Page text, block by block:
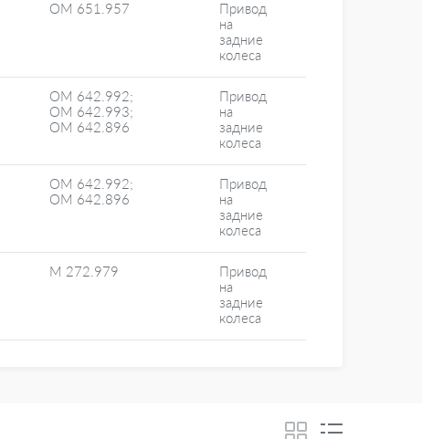
OM 651.957
Привод
на
задние
колеса
OM 642.992;
OM 642.993;
OM 642.896
Привод
на
задние
колеса
OM 642.992;
OM 642.896
Привод
на
задние
колеса
M 272.979
Привод
на
задние
колеса